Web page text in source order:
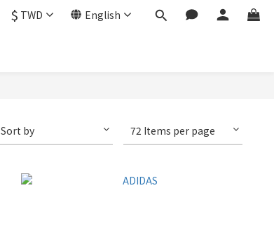
$ TWD English
Sort by 72 Items per page